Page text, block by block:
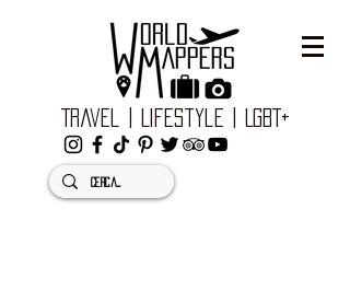
Travel | Lifestyle | LGBT+